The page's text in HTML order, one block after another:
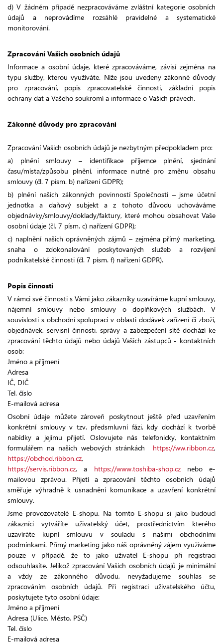
d) V žádném případě nezpracováváme zvláštní kategorie osobních
údajů a neprovádíme rozsáhlé pravidelné a systematické
monitorování.
Zpracování Vašich osobních údajů
Informace a osobní údaje, které zpracováváme, závisí zejména na
typu služby, kterou využíváte. Níže jsou uvedeny zákonné důvody
pro zpracování, popis zpracovatelské činnosti, základní popis
ochrany dat a Vašeho soukromí a informace o Vašich právech.
Zákonné důvody pro zpracování
Zpracování Vašich osobních údajů je nezbytným předpokladem pro:
a) plnění smlouvy – identifikace příjemce plnění, sjednání
času/místa/způsobu plnění, informace nutné pro změnu obsahu
smlouvy (čl. 7 písm. b) nařízení GDPR);
b) plnění našich zákonných povinností Společnosti – jsme účetní
jednotka a daňový subjekt a z tohoto důvodu uchováváme
objednávky/smlouvy/doklady/faktury, které mohou obsahovat Vaše
osobní údaje (čl. 7 písm. c) nařízení GDPR);
c) naplnění našich oprávněných zájmů – zejména přímý marketing,
snaha o zdokonalování poskytovaných služeb a rozvíjení
podnikatelské činnosti (čl. 7 písm. f) nařízení GDPR).
Popis činnosti
V rámci své činnosti s Vámi jako zákazníky uzavíráme kupní smlouvy,
nájemní smlouvy nebo smlouvy o doplňkových službách. V
souvislosti s obchodní spoluprací v oblasti dodávek zařízení či zboží,
objednávek, servisní činnosti, správy a zabezpečení sítě dochází ke
zpracování těchto údajů nebo údajů Vašich zástupců - kontaktních
osob:
Jméno a příjmení
Adresa
IČ, DIČ
Tel. číslo
E-mailová adresa
Osobní údaje můžete zároveň poskytnout ještě před uzavřením
konkrétní smlouvy v tzv. předsmluvní fázi, kdy dochází k tvorbě
nabídky a jejímu přijetí. Oslovujete nás telefonicky, kontaktním
formulářem na našich webových stránkách https://ww.ribbon.cz,
https://obchod.ribbon.cz,
https://servis.ribbon.cz, a https://www.toshiba-shop.cznebo e-
mailovou zprávou. Přijetí a zpracování těchto osobních údajů
směřuje výhradně k usnadnění komunikace a uzavření konkrétní
smlouvy.
Jsme provozovatelé E-shopu. Na tomto E-shopu si jako budoucí
zákazníci vytváříte uživatelský účet, prostřednictvím kterého
uzavíráte kupní smlouvu v souladu s našimi obchodními
podmínkami. Přímý marketing jako náš oprávněný zájem využíváme
pouze v případě, že to jako uživatel E-shopu při registraci
odsouhlasíte. Jelikož zpracování Vašich osobních údajů je minimální
a vždy ze zákonného důvodu, nevyžadujeme souhlas se
zpracováním osobních údajů. Při registraci uživatelského účtu,
poskytujete tyto osobní údaje:
Jméno a příjmení
Adresa (Ulice, Město, PSČ)
Tel. číslo
E-mailová adresa